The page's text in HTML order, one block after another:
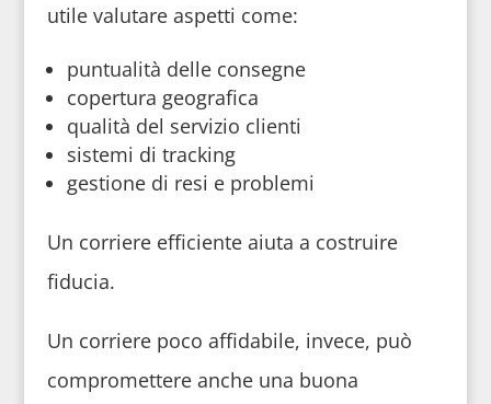
utile valutare aspetti come:
puntualità delle consegne
copertura geografica
qualità del servizio clienti
sistemi di tracking
gestione di resi e problemi
Un corriere efficiente aiuta a costruire
fiducia.
Un corriere poco affidabile, invece, può
compromettere anche una buona